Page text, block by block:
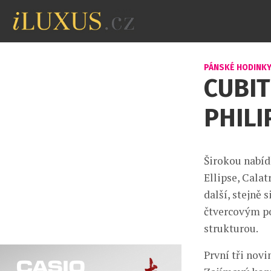
PÁNSKÉ
Širokou
Ellipse,
další, stejně
čtvercovým
strukturou.
První tři